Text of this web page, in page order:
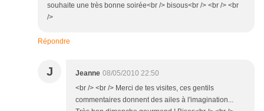
souhaite une très bonne soirée<br /> bisous<br /> <br /> <br
/>
Répondre
J Jeanne 08/05/2010 22:50
<br /> <br /> Merci de tes visites, ces gentils
commentaires donnent des ailes à l'imagination...